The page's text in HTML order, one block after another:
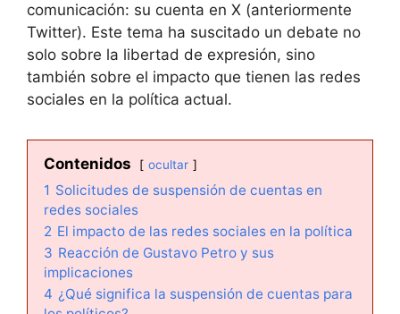
comunicación: su cuenta en X (anteriormente
Twitter). Este tema ha suscitado un debate no
solo sobre la libertad de expresión, sino
también sobre el impacto que tienen las redes
sociales en la política actual.
Contenidos ocultar
1 Solicitudes de suspensión de cuentas en
redes sociales
2 El impacto de las redes sociales en la política
3 Reacción de Gustavo Petro y sus
implicaciones
4 ¿Qué significa la suspensión de cuentas para